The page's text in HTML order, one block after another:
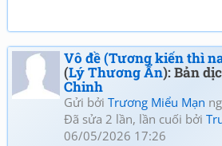
Vô đề (Tương kiến thì
(Lý Thương Ẩn): Bản
Chinh
Gửi bởi Trương Miểu Mạn
Đã sửa 2 lần, lần cuối bởi
06/05/2026 17:26